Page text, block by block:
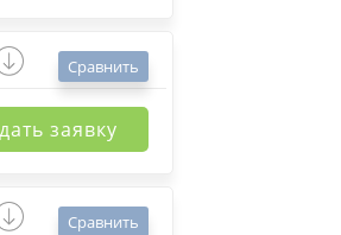
Сравнить
заявку
Сравнить